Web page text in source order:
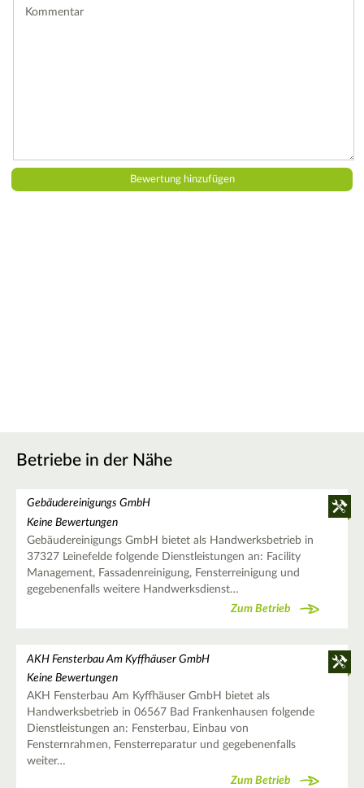
Betriebe in der Nähe
Gebäudereinigungs GmbH
Keine Bewertungen
Gebäudereinigungs GmbH bietet als Handwerksbetrieb in
37327 Leinefelde folgende Dienstleistungen an: Facility
Management, Fassadenreinigung, Fensterreinigung und
gegebenenfalls weitere Handwerksdienst…
Zum Betrieb
AKH Fensterbau Am Kyffhäuser GmbH
Keine Bewertungen
AKH Fensterbau Am Kyffhäuser GmbH bietet als
Handwerksbetrieb in 06567 Bad Frankenhausen folgende
Dienstleistungen an: Fensterbau, Einbau von
Fensternrahmen, Fensterreparatur und gegebenenfalls
weiter…
Zum Betrieb